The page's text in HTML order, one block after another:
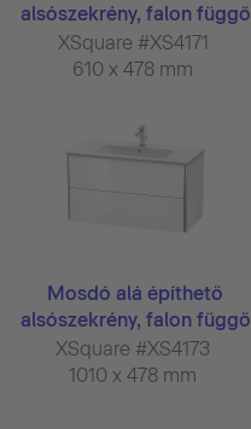
alsószekrény, falon függő
...
XSquare #XS4171
610 x 478 mm
Mosdó alá építhető
alsószekrény, falon függő
...
XSquare #XS4173
1010 x 478 mm